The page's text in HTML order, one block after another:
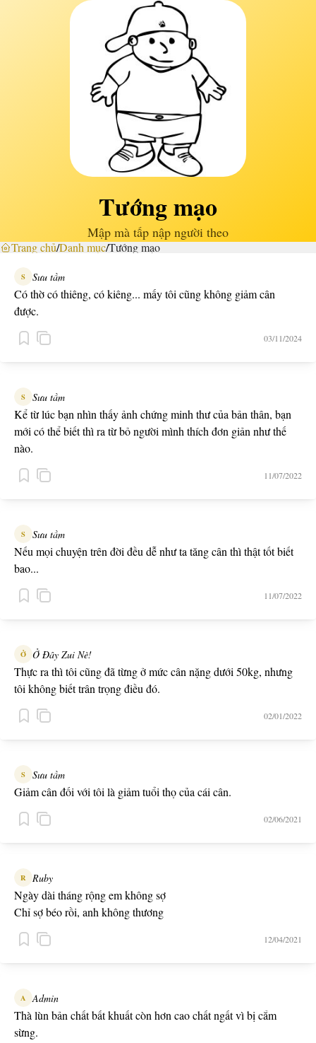
Tướng mạo
Mập mà tấp nập người theo
Trang chủ/Danh mục/Tướng mạo
S Sưu tầm
Có thờ có thiêng, có kiêng... mấy tôi cũng không giảm cân
được.
03/11/2024
S Sưu tầm
Kể từ lúc bạn nhìn thấy ảnh chứng minh thư của bản thân, bạn
mới có thể biết thì ra từ bỏ người mình thích đơn giản như thế
nào.
11/07/2022
S Sưu tầm
Nếu mọi chuyện trên đời đều dễ như ta tăng cân thì thật tốt biết
bao...
11/07/2022
Ở Ở Đây Zui Nè!
Thực ra thì tôi cũng đã từng ở mức cân nặng dưới 50kg, nhưng
tôi không biết trân trọng điều đó.
02/01/2022
S Sưu tầm
Giảm cân đối với tôi là giảm tuổi thọ của cái cân.
02/06/2021
R Ruby
Ngày dài tháng rộng em không sợ
Chỉ sợ béo rồi, anh không thương
12/04/2021
A Admin
Thà lùn bản chất bất khuất còn hơn cao chất ngất vì bị cắm
sừng.